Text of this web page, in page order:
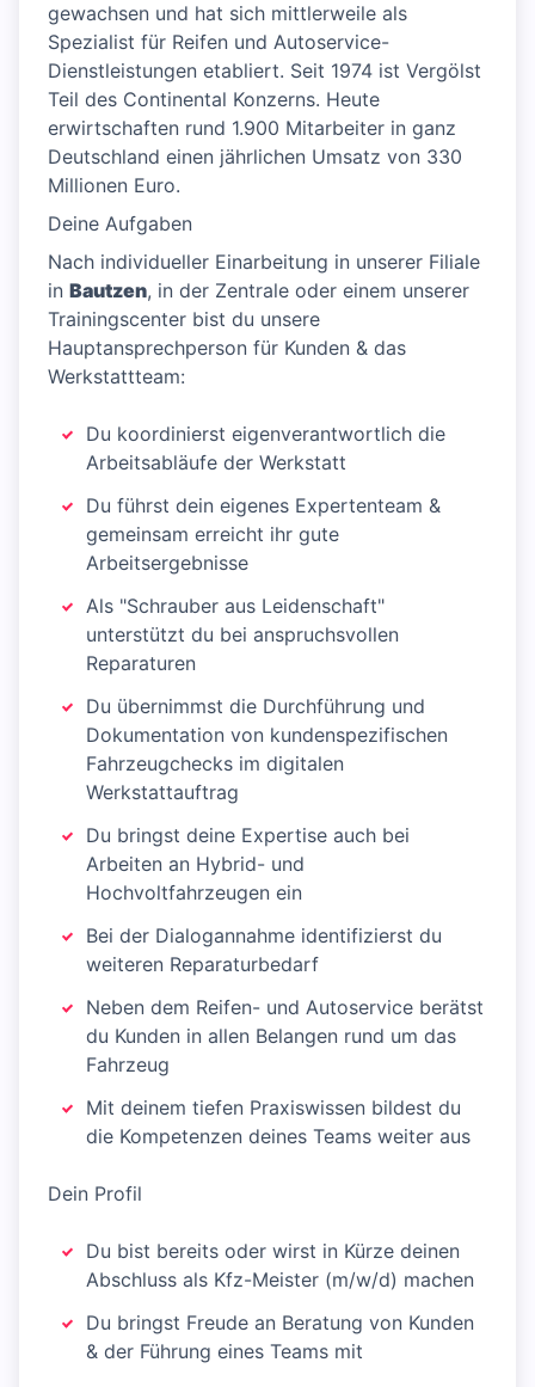
gewachsen und hat sich mittlerweile als
Spezialist für Reifen und Autoservice-
Dienstleistungen etabliert. Seit 1974 ist Vergölst
Teil des Continental Konzerns. Heute
erwirtschaften rund 1.900 Mitarbeiter in ganz
Deutschland einen jährlichen Umsatz von 330
Millionen Euro.
Deine Aufgaben
Nach individueller Einarbeitung in unserer Filiale
in Bautzen, in der Zentrale oder einem unserer
Trainingscenter bist du unsere
Hauptansprechperson für Kunden & das
Werkstattteam:
Du koordinierst eigenverantwortlich die
Arbeitsabläufe der Werkstatt
Du führst dein eigenes Expertenteam &
gemeinsam erreicht ihr gute
Arbeitsergebnisse
Als "Schrauber aus Leidenschaft"
unterstützt du bei anspruchsvollen
Reparaturen
Du übernimmst die Durchführung und
Dokumentation von kundenspezifischen
Fahrzeugchecks im digitalen
Werkstattauftrag
Du bringst deine Expertise auch bei
Arbeiten an Hybrid- und
Hochvoltfahrzeugen ein
Bei der Dialogannahme identifizierst du
weiteren Reparaturbedarf
Neben dem Reifen- und Autoservice berätst
du Kunden in allen Belangen rund um das
Fahrzeug
Mit deinem tiefen Praxiswissen bildest du
die Kompetenzen deines Teams weiter aus
Dein Profil
Du bist bereits oder wirst in Kürze deinen
Abschluss als Kfz-Meister (m/w/d) machen
Du bringst Freude an Beratung von Kunden
& der Führung eines Teams mit